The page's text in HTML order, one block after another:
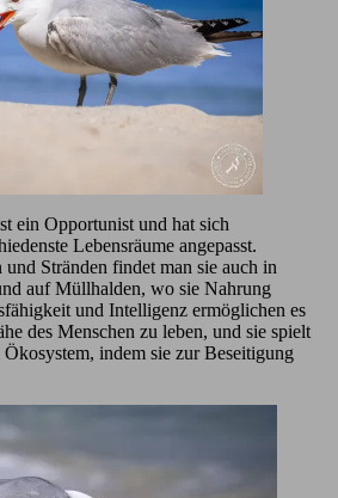
ein Opportunist und hat sich
Lebensräume angepasst.
Stränden findet man sie auch in
auf Müllhalden, wo sie Nahrung
und Intelligenz ermöglichen es
des Menschen zu leben, und sie spielt
indem sie zur Beseitigung